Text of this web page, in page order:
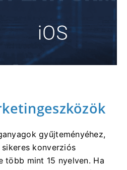
gyűjteményéhez,
konverziós
több mint 15 nyelven. Ha